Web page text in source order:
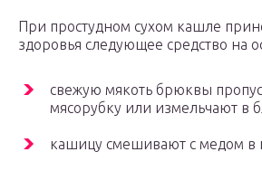
При простудном сухом кашле
здоровья следующее средство на
свежую мякоть брюквы
мясорубку или измельчают в
кашицу смешивают с медом в